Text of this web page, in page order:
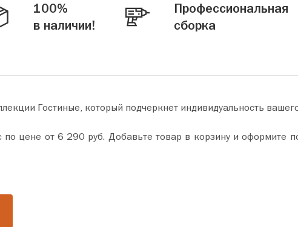
100%
в наличии!
Профессиональная
сборка
Гостиные, который подчеркнет индивидуальность
всего за пару минут. Сделайте ваш дом